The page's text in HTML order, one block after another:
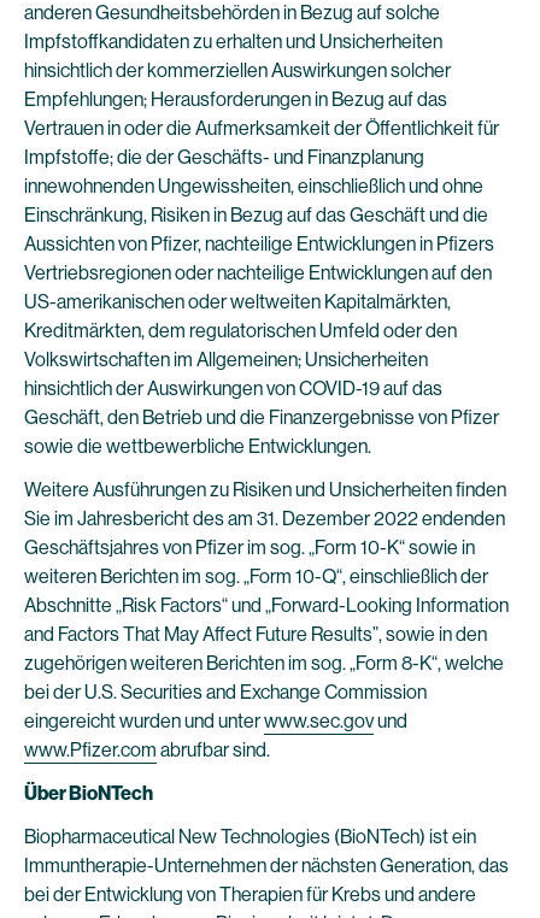
anderen Gesundheitsbehörden in Bezug auf solche
Impfstoffkandidaten zu erhalten und Unsicherheiten
hinsichtlich der kommerziellen Auswirkungen solcher
Empfehlungen; Herausforderungen in Bezug auf das
Vertrauen in oder die Aufmerksamkeit der Öffentlichkeit für
Impfstoffe; die der Geschäfts- und Finanzplanung
innewohnenden Ungewissheiten, einschließlich und ohne
Einschränkung, Risiken in Bezug auf das Geschäft und die
Aussichten von Pfizer, nachteilige Entwicklungen in Pfizers
Vertriebsregionen oder nachteilige Entwicklungen auf den
US-amerikanischen oder weltweiten Kapitalmärkten,
Kreditmärkten, dem regulatorischen Umfeld oder den
Volkswirtschaften im Allgemeinen; Unsicherheiten
hinsichtlich der Auswirkungen von COVID-19 auf das
Geschäft, den Betrieb und die Finanzergebnisse von Pfizer
sowie die wettbewerbliche Entwicklungen.
Weitere Ausführungen zu Risiken und Unsicherheiten finden
Sie im Jahresbericht des am 31. Dezember 2022 endenden
Geschäftsjahres von Pfizer im sog. „Form 10-K“ sowie in
weiteren Berichten im sog. „Form 10-Q“, einschließlich der
Abschnitte „Risk Factors“ und „Forward-Looking Information
and Factors That May Affect Future Results”, sowie in den
zugehörigen weiteren Berichten im sog. „Form 8-K“, welche
bei der U.S. Securities and Exchange Commission
eingereicht wurden und unterwww.sec.govund
www.Pfizer.com abrufbar sind.
Über BioNTech
Biopharmaceutical New Technologies (BioNTech) ist ein
Immuntherapie-Unternehmen der nächsten Generation, das
bei der Entwicklung von Therapien für Krebs und andere